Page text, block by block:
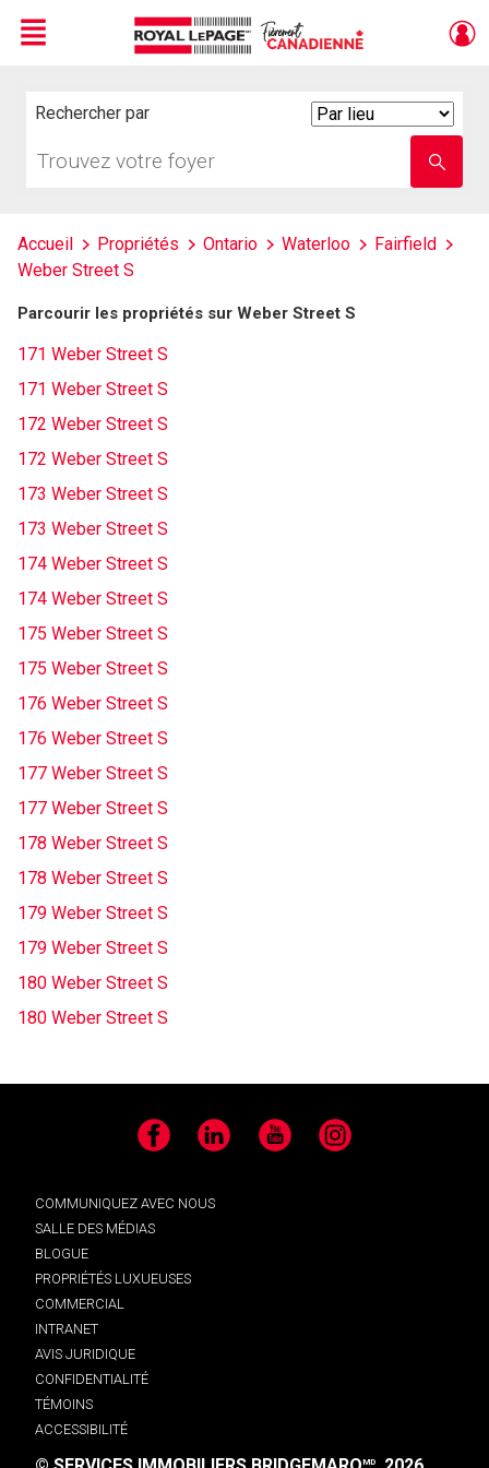
Menu
Rechercher par
votre
nom
Accueil Propriétés Ontario Waterloo
Fairfield
Weber Street S
Parcourir les propriétés sur Weber Street S
171 Weber Street S
171 Weber Street S
172 Weber Street S
172 Weber Street S
173 Weber Street S
173 Weber Street S
174 Weber Street S
174 Weber Street S
175 Weber Street S
175 Weber Street S
176 Weber Street S
176 Weber Street S
177 Weber Street S
177 Weber Street S
178 Weber Street S
178 Weber Street S
179 Weber Street S
179 Weber Street S
180 Weber Street S
180 Weber Street S
Facebook LinkedIn YouTube Instagram
COMMUNIQUEZ AVEC NOUS
SALLE DES MÉDIAS
BLOGUE
PROPRIÉTÉS LUXUEUSES
COMMERCIAL
INTRANET
AVIS JURIDIQUE
CONFIDENTIALITÉ
TÉMOINS
ACCESSIBILITÉ
MD